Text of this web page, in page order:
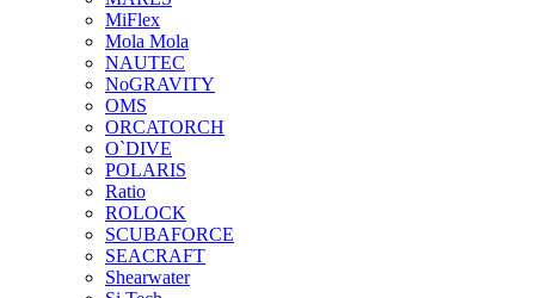
MiFlex
Mola Mola
NAUTEC
NoGRAVITY
OMS
ORCATORCH
O`DIVE
POLARIS
Ratio
ROLOCK
SCUBAFORCE
SEACRAFT
Shearwater